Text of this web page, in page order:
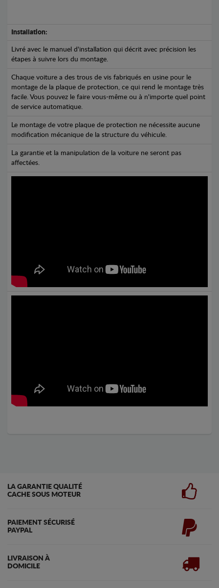
Installation:
Livré avec le manuel d'installation qui décrit avec précision les
étapes à suivre lors du montage.
Chaque voiture a des trous de vis fabriqués en usine pour le
montage de la plaque de protection, ce qui rend le montage très
facile. Vous pouvez le faire vous-même ou à n'importe quel point
de service automatique.
Le montage de votre plaque de protection ne nécessite aucune
modification mécanique de la structure du véhicule.
La garantie et la manipulation de la voiture ne seront pas
affectées.
LA GARANTIE QUALITÉ
CACHE SOUS MOTEUR
PAIEMENT SÉCURISÉ
PAYPAL
LIVRAISON À
DOMICILE